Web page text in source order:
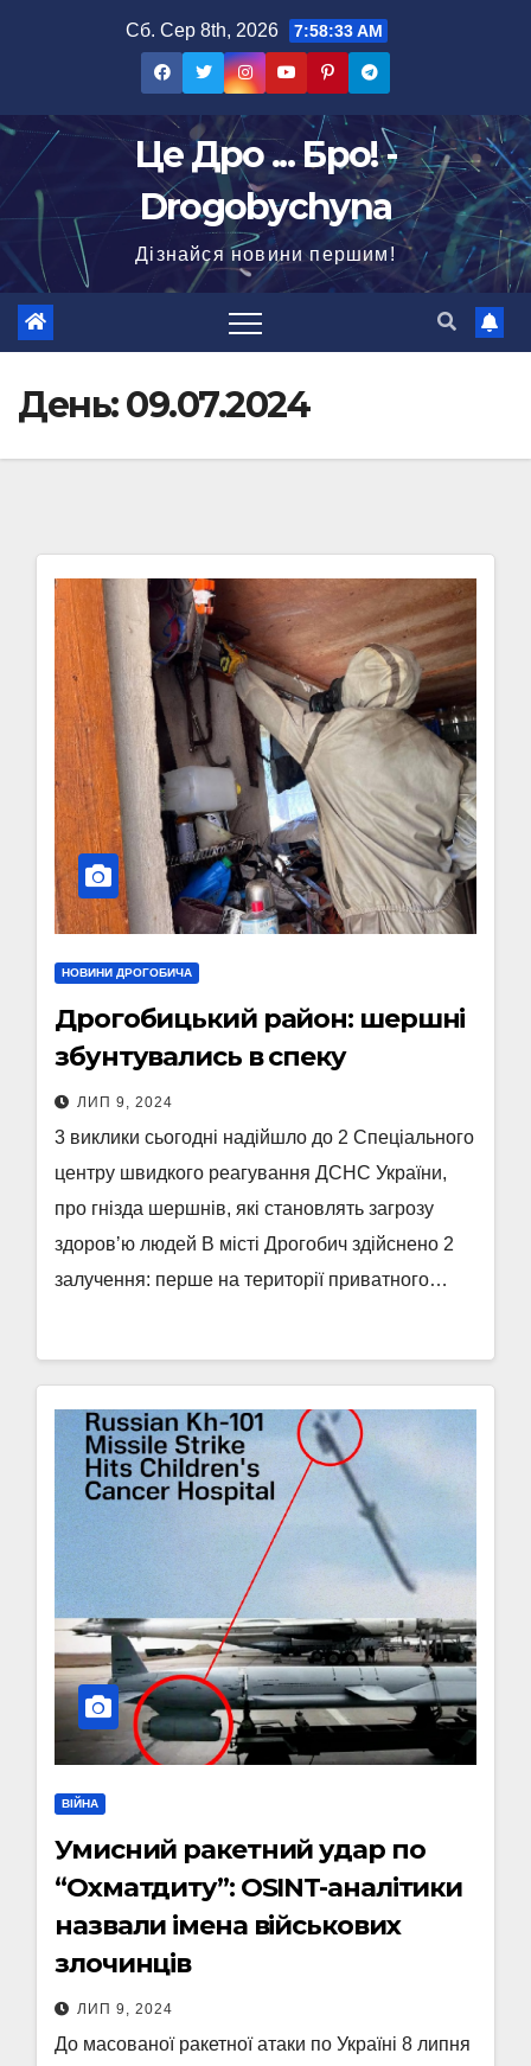
Сб. Сер 8th, 2026 7:58:34 AM
Це Дро ... Бро! -
Drogobychyna
Дізнайся новини першим!
День:09.07.2024
НОВИНИ ДРОГОБИЧА
Дрогобицький район: шершні
збунтувались в спеку
ЛИП 9, 2024
3 виклики сьогодні надійшло до 2 Спеціального
центру швидкого реагування ДСНС України,
про гнізда шершнів, які становлять загрозу
здоровʼю людей В місті Дрогобич здійснено 2
залучення: перше на території приватного…
ВІЙНА
Умисний ракетний удар по
“Охматдиту”: OSINT-аналітики
назвали імена військових
злочинців
ЛИП 9, 2024
До масованої ракетної атаки по Україні 8 липня